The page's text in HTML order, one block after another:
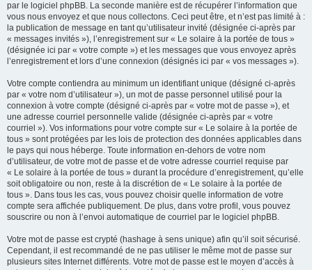
par le logiciel phpBB. La seconde manière est de récupérer l’information que
vous nous envoyez et que nous collectons. Ceci peut être, et n’est pas limité à :
la publication de message en tant qu’utilisateur invité (désignée ci-après par
« messages invités »), l’enregistrement sur « Le solaire à la portée de tous »
(désignée ici par « votre compte ») et les messages que vous envoyez après
l’enregistrement et lors d’une connexion (désignés ici par « vos messages »).
Votre compte contiendra au minimum un identifiant unique (désigné ci-après
par « votre nom d’utilisateur »), un mot de passe personnel utilisé pour la
connexion à votre compte (désigné ci-après par « votre mot de passe »), et
une adresse courriel personnelle valide (désignée ci-après par « votre
courriel »). Vos informations pour votre compte sur « Le solaire à la portée de
tous » sont protégées par les lois de protection des données applicables dans
le pays qui nous héberge. Toute information en-dehors de votre nom
d’utilisateur, de votre mot de passe et de votre adresse courriel requise par
« Le solaire à la portée de tous » durant la procédure d’enregistrement, qu’elle
soit obligatoire ou non, reste à la discrétion de « Le solaire à la portée de
tous ». Dans tous les cas, vous pouvez choisir quelle information de votre
compte sera affichée publiquement. De plus, dans votre profil, vous pouvez
souscrire ou non à l’envoi automatique de courriel par le logiciel phpBB.
Votre mot de passe est crypté (hashage à sens unique) afin qu’il soit sécurisé.
Cependant, il est recommandé de ne pas utiliser le même mot de passe sur
plusieurs sites Internet différents. Votre mot de passe est le moyen d’accès à